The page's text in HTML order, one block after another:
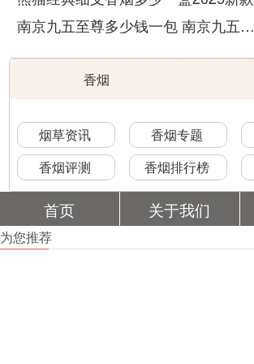
南京九五至尊多少钱一包 南京九五至尊价格及图片
香烟
烟草资讯 香烟专题
香烟评测
香烟排行榜
首页 关于我们
为您推荐